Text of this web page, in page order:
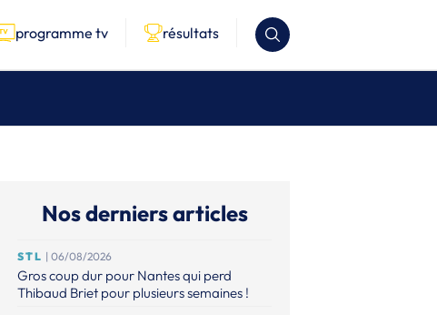
programme tv résultats
Nos derniers articles
STL | 06/08/2026
Gros coup dur pour Nantes qui perd
Thibaud Briet pour plusieurs semaines !